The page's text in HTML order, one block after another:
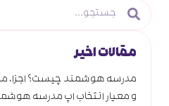
مقالات اخیر
مدرسه هوشمند چیست؟ اجزا،
و معیار انتخاب اپ مدرسه